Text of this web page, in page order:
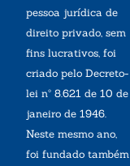
pessoa jurídica de
direito privado, sem
fins lucrativos, foi
criado pelo Decreto-
lei nº 8.621 de 10 de
janeiro de 1946.
Neste mesmo ano,
foi fundado também